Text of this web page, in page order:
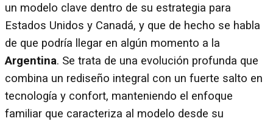
un modelo clave dentro de su estrategia para
Estados Unidos y Canadá, y que de hecho se habla
de que podría llegar en algún momento a la
Argentina. Se trata de una evolución profunda que
combina un rediseño integral con un fuerte salto en
tecnología y confort, manteniendo el enfoque
familiar que caracteriza al modelo desde su